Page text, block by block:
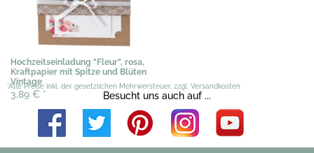
Hochzeitseinladung "Fleur", rosa,
Kraftpapier mit Spitze und Blüten
Vintage
3,89 € *
*Alle Preise inkl. der gesetzlichen Mehrwersteuer, zzgl. Versandkosten
Besucht uns auch auf ...